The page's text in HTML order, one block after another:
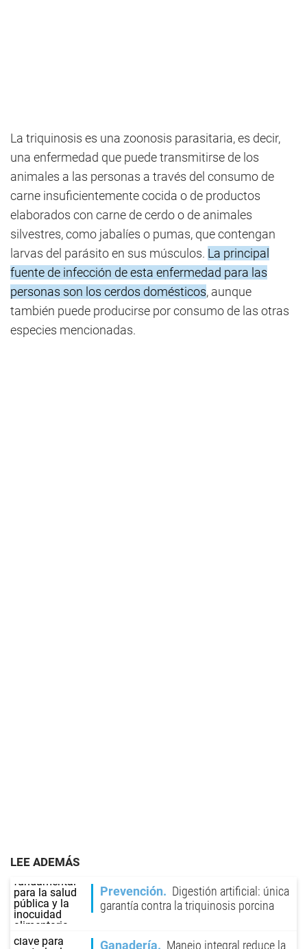
La triquinosis es una zoonosis parasitaria, es decir,
una enfermedad que puede transmitirse de los
animales a las personas a través del consumo de
carne insuficientemente cocida o de productos
elaborados con carne de cerdo o de animales
silvestres, como jabalíes o pumas, que contengan
larvas del parásito en sus músculos. La principal
fuente de infección de esta enfermedad para las
personas son los cerdos domésticos, aunque
también puede producirse por consumo de las otras
especies mencionadas.
LEE ADEMÁS
Prevención
Digestión artificial: única
garantía contra la triquinosis porcina
Ganadería Manejo integral reduce la